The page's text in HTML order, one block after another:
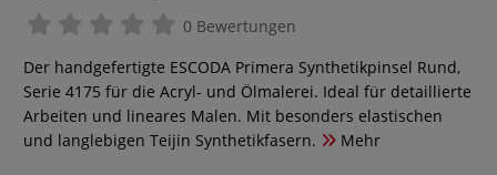
0 Bewertungen
Der handgefertigte ESCODA Primera Synthetikpinsel Rund,
Serie 4175 für die Acryl- und Ölmalerei. Ideal für detaillierte
Arbeiten und lineares Malen. Mit besonders elastischen
und langlebigen Teijin Synthetikfasern.
Mehr